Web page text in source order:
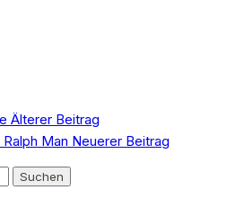
Älterer Beitrag
Man Neuerer Beitrag